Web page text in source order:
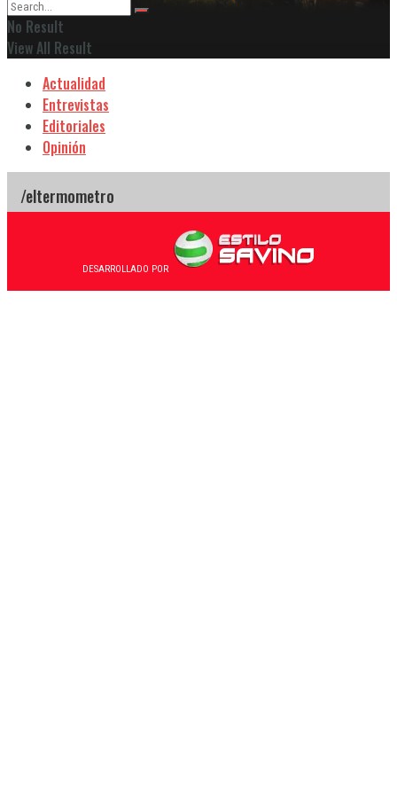
No Result
View All Result
Actualidad
Entrevistas
Editoriales
Opinión
DESARROLLADO POR